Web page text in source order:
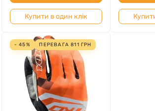
Купити в один клік
- 45% ПЕРЕВАГА811 ГРН